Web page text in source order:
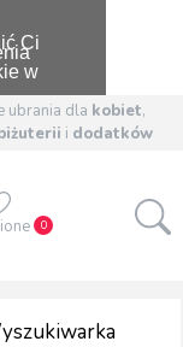
Ci
w
ubrania dla kobiet,
i dodatków
0